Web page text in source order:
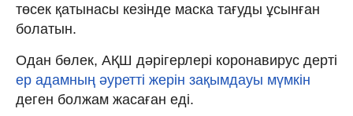
төсек қатынасы кезінде маска тағуды ұсынған
болатын.
Одан бөлек, АҚШ дәрігерлері коронавирус дерті
ер адамның әуретті жерін зақымдауы мүмкін
деген болжам жасаған еді.